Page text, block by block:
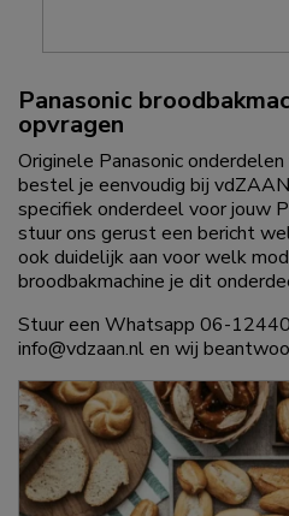
Panasonic
opvragen
Originele Panasonic
bestel je eenvoudig bij
specifiek onderdeel voor jouw
stuur ons gerust een bericht
ook duidelijk aan voor welk
broodbakmachine je dit
Stuur een Whatsapp 06-
info@vdzaan.nl en wij